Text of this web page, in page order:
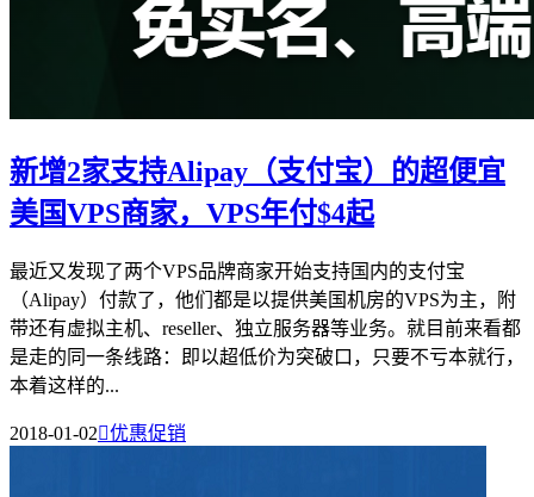
新增2家支持Alipay（支付宝）的超便宜
美国VPS商家，VPS年付$4起
最近又发现了两个VPS品牌商家开始支持国内的支付宝
（Alipay）付款了，他们都是以提供美国机房的VPS为主，附
带还有虚拟主机、reseller、独立服务器等业务。就目前来看都
是走的同一条线路：即以超低价为突破口，只要不亏本就行，
本着这样的...
2018-01-02优惠促销